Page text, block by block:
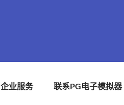
企业服务 联系PG电子模拟器